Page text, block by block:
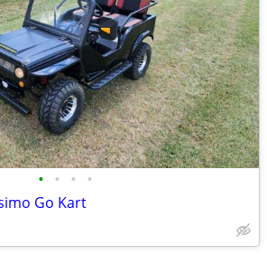
• • • •
Go Kart